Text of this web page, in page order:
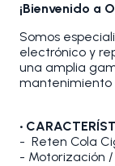
¡Bienvenido a
Somos
electrónico y
una amplia
mantenimiento
•
- Reten Cola
- Motorización /